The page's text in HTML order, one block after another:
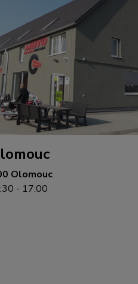
Olomouc
- 17:00